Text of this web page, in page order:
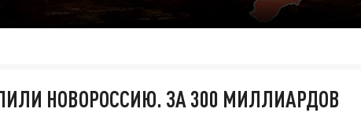
НОВОРОССИЮ. ЗА 300 МИЛЛИАРДОВ